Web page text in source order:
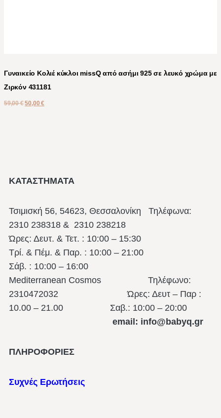
Γυναικείο Κολιέ κύκλοι missQ από ασήμι 925 σε λευκό χρώμα με
Ζιρκόν 431181
59,00€ 50,00€
ΚΑΤΑΣΤΗΜΑΤΑ
Τσιμισκή 56, 54623, Θεσσαλονίκη Τηλέφωνα:
2310 238318 & 2310 238218
Ώρες: Δευτ. & Τετ. : 10:00 – 15:30
Τρί. & Πέμ. & Παρ. : 10:00 – 21:00
Σάβ. : 10:00 – 16:00
Mediterranean Cosmos Τηλέφωνο:
2310472032 Ώρες: Δευτ – Παρ :
10.00 – 21.00 Σαβ.: 10:00 – 20:00
email: info@babyq.gr
ΠΛΗΡΟΦΟΡΙΕΣ
Συχνές Ερωτήσεις